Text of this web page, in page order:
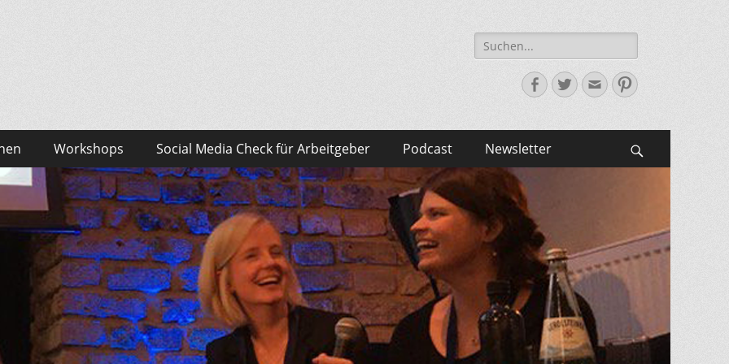
Suche
nach:
Facebook
Twitter
E-
Mail-
Pinterest
Workshops Social Media Check für Arbeitgeber Podcast Newsletter